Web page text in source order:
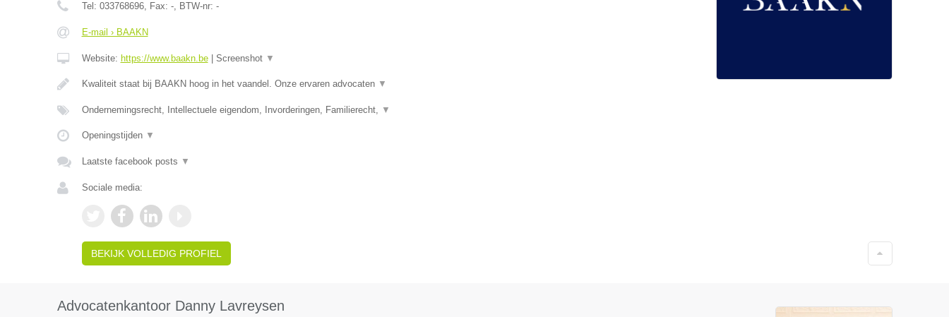
Tel: 033768696, Fax: -, BTW-nr: -
E-mail › BAAKN
Website: https://www.baakn.be| Screenshot ▼
Kwaliteit staat bij BAAKN hoog in het vaandel. Onze ervaren advocaten ▼
Ondernemingsrecht, Intellectuele eigendom, Invorderingen, Familierecht, ▼
Openingstijden ▼
Laatste facebook posts ▼
Sociale media:
BEKIJK VOLLEDIG PROFIEL
Advocatenkantoor Danny Lavreysen